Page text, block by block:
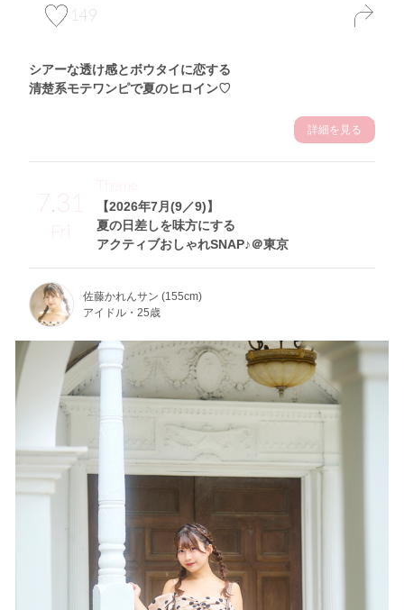
149
シアーな透け感とボウタイに恋する
清楚系モテワンピで夏のヒロイン♡
詳細を見る
7.31
Fri
【2026年7月(9／9)】
夏の日差しを味方にする
アクティブおしゃれSNAP♪＠東京
Theme
佐藤かれんサン (155cm)
アイドル・25歳